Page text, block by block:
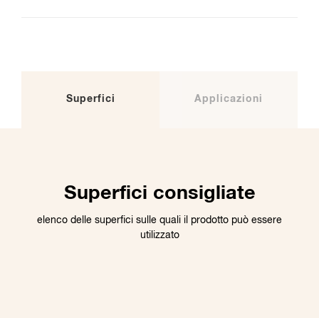
Superfici Applicazioni
Superfici consigliate
elenco delle superfici sulle quali il prodotto può essere
utilizzato